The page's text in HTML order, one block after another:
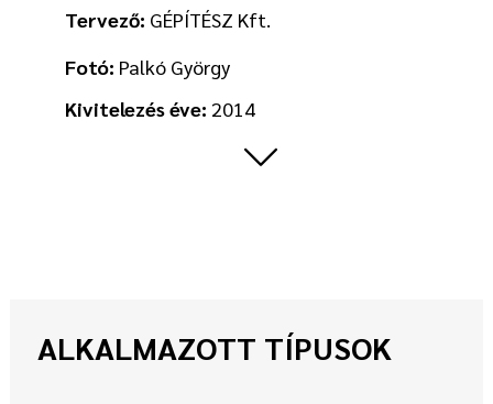
Tervező: GÉPÍTÉSZ Kft.
Fotó: Palkó György
Kivitelezés éve: 2014
ALKALMAZOTT TÍPUSOK